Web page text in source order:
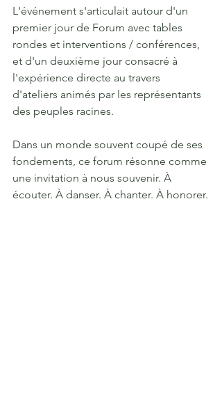
L'événement s'articulait autour d'un
premier jour de Forum avec tables
rondes et interventions / conférences,
et d'un deuxième jour consacré à
l'expérience directe au travers
d'ateliers animés par les représentants
des peuples racines.
Dans un monde souvent coupé de ses
fondements, ce forum résonne comme
une invitation à nous souvenir. À
écouter. À danser. À chanter. À honorer.